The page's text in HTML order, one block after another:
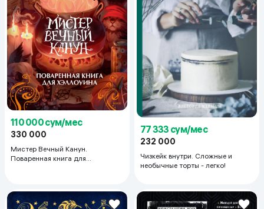
110 000 сум/мес
330 000
Мистер Вечный Канун.
Поваренная книга для
77 333 сум/мес
232 000
Чизкейк внутри. Сложные и
необычные торты - легко!